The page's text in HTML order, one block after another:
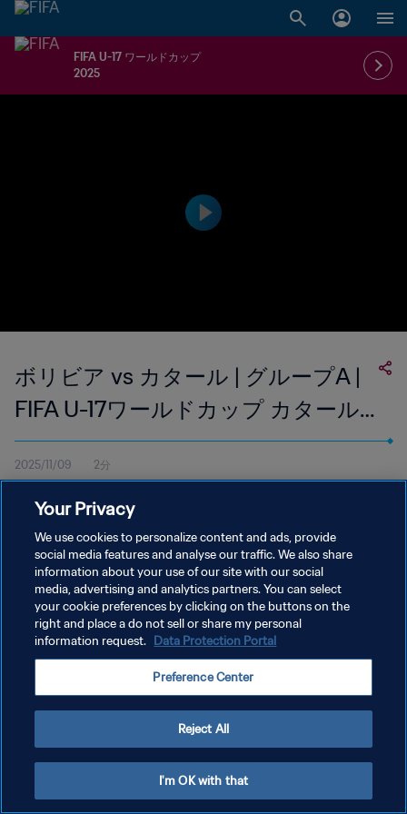
FIFA U-17 ワールドカップ
2025
ボリビア vs カタール | グループA |
FIFA U-17ワールドカップ カタール
2025 | ハイライト
2025/11/09 2分
11月9日（日）現地時間18:45よりドーハのアスパイア・ゾーンで
行われたボリビア対カタール戦のハイライトを視聴
プライバシーポリシー
サービス利用規約
クッキー設定の管理
Copyright © 1994 - 2026 FIFA. All rights reserved.
Your Privacy
We use cookies to personalize content and ads, provide
social media features and analyse our traffic. We also share
information about your use of our site with our social
media, advertising and analytics partners. You can select
your cookie preferences by clicking on the buttons on the
right and place a do not sell or share my personal
information request. Data Protection Portal
Preference Center
Reject All
I'm OK with that